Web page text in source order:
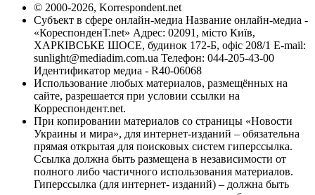
© 2000-2026, Korrespondent.net
Субъект в сфере онлайн-медиа Название онлайн-медиа -
«КореспонденТ.net» Адрес: 02091, місто Київ,
ХАРКІВСЬКЕ ШОСЕ, будинок 172-Б, офіс 208/1 E-mail:
sunlight@mediadim.com.ua Телефон: 044-205-43-00
Идентификатор медиа - R40-06068
Использование любых материалов, размещённых на
сайте, разрешается при условии ссылки на
Корреспондент.net.
При копировании материалов со страницы «Новости
Украины и мира», для интернет-изданий – обязательна
прямая открытая для поисковых систем гиперссылка.
Ссылка должна быть размещена в независимости от
полного либо частичного использования материалов.
Гиперссылка (для интернет- изданий) – должна быть